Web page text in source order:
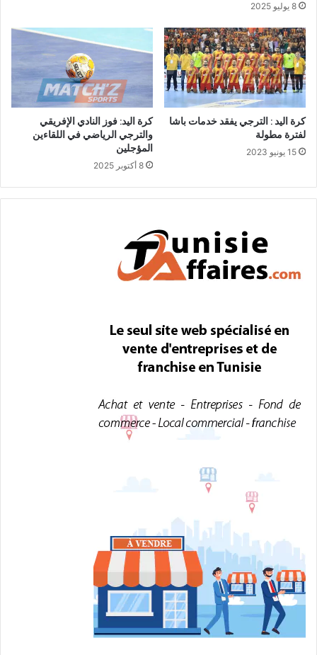
8 يوليو 2025
كرة اليد : الترجي يفقد خدمات باشا
لفترة مطولة
15 يونيو 2023
كرة اليد: فوز النادي الإفريقي
والترجي الرياضي في اللقاءين
المؤجلين
8 أكتوبر 2025